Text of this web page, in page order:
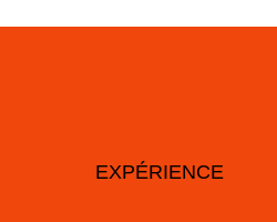
EXPÉRIENCE